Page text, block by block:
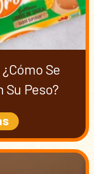
Se
Su Peso?